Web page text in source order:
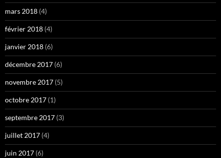
mars 2018 (4)
février 2018 (4)
janvier 2018 (6)
décembre 2017 (6)
novembre 2017 (5)
octobre 2017 (1)
septembre 2017 (3)
juillet 2017 (4)
juin 2017 (6)